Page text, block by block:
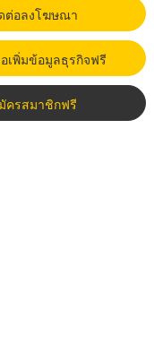
ต่อลงโฆษณา
เพิ่มข้อมูลธุรกิจฟรี
ครสมาชิกฟรี